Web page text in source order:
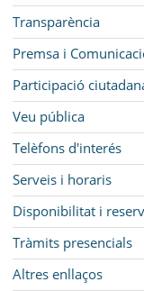
Transparència
Premsa i
Participació
Veu pública
Telèfons d'interés
Serveis i horaris
Disponibilitat i
Tràmits presencials
Altres enllaços